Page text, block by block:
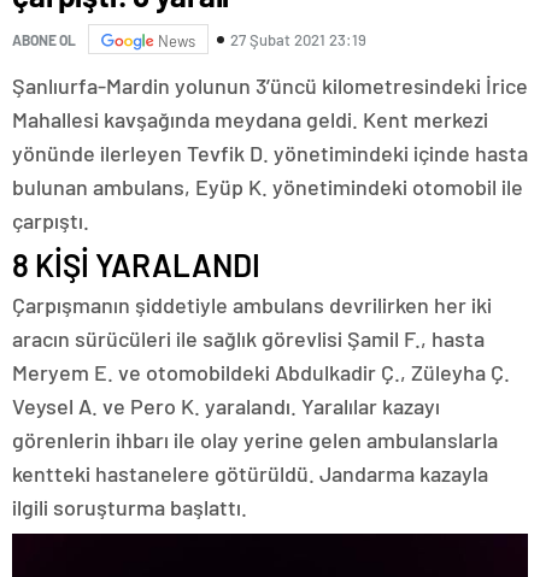
ABONE OL News 27 Şubat 2021 23:19
Şanlıurfa-Mardin yolunun 3’üncü kilometresindeki İrice
Mahallesi kavşağında meydana geldi. Kent merkezi
yönünde ilerleyen Tevfik D. yönetimindeki içinde hasta
bulunan ambulans, Eyüp K. yönetimindeki otomobil ile
çarpıştı.
8 KİŞİ YARALANDI
Çarpışmanın şiddetiyle ambulans devrilirken her iki
aracın sürücüleri ile sağlık görevlisi Şamil F., hasta
Meryem E. ve otomobildeki Abdulkadir Ç., Züleyha Ç.
Veysel A. ve Pero K. yaralandı. Yaralılar kazayı
görenlerin ihbarı ile olay yerine gelen ambulanslarla
kentteki hastanelere götürüldü. Jandarma kazayla
ilgili soruşturma başlattı.